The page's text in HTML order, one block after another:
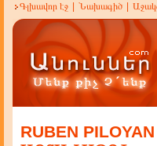
Գլխավոր էջ Նախագիծ
RUBEN